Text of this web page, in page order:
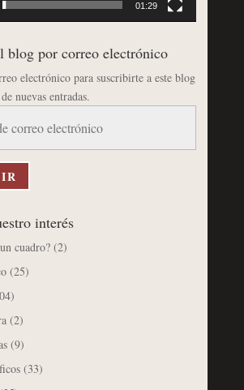
01:29
blog por correo electrónico
electrónico para suscribirte a este blog
nuevas entradas.
interés
cuadro?(2)
(25)
(2)
(9)
(33)